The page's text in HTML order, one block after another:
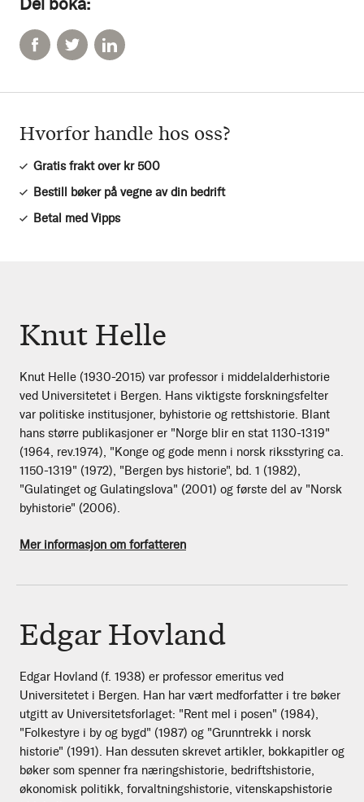
Hvorfor handle hos oss?
Gratis frakt over kr 500
Bestill bøker på vegne av din bedrift
Betal med Vipps
Knut Helle
Knut Helle (1930-2015) var professor i middelalderhistorie
ved Universitetet i Bergen. Hans viktigste forskningsfelter
var politiske institusjoner, byhistorie og rettshistorie. Blant
hans større publikasjoner er "Norge blir en stat 1130-1319"
(1964, rev.1974), "Konge og gode menn i norsk riksstyring ca.
1150-1319" (1972), "Bergen bys historie", bd. 1 (1982),
"Gulatinget og Gulatingslova" (2001) og første del av "Norsk
byhistorie" (2006).
Mer informasjon om forfatteren
Edgar Hovland
Edgar Hovland (f. 1938) er professor emeritus ved
Universitetet i Bergen. Han har vært medforfatter i tre bøker
utgitt av Universitetsforlaget: "Rent mel i posen" (1984),
"Folkestyre i by og bygd" (1987) og "Grunntrekk i norsk
historie" (1991). Han dessuten skrevet artikler, bokkapitler og
bøker som spenner fra næringshistorie, bedriftshistorie,
økonomisk politikk, forvaltningshistorie, vitenskapshistorie